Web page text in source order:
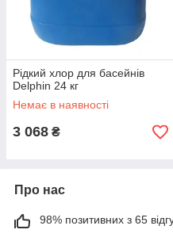
Рідкий хлор для басейнів
Delphin 24 кг
Немає в наявності
3 068 ₴
Про нас
98% позитивних з 65